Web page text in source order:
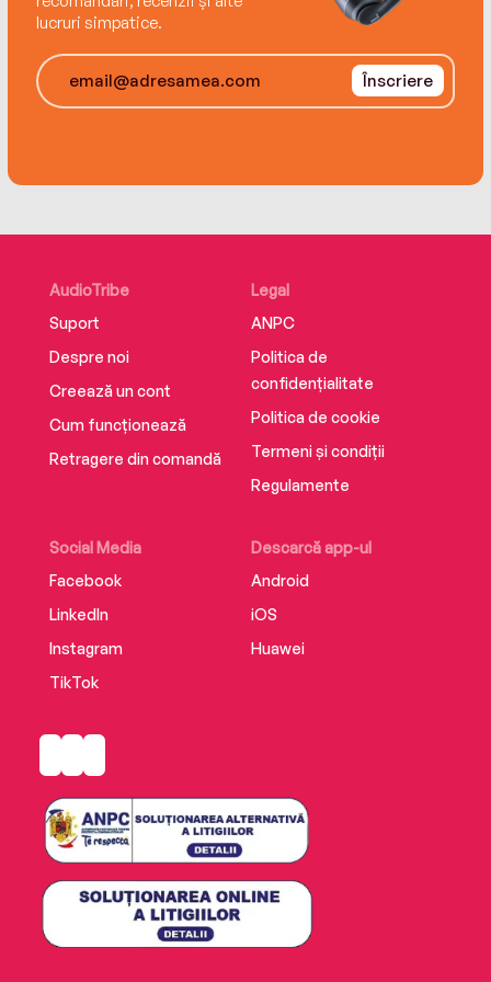
lucruri simpatice.
Înscriere
AudioTribe
Suport
Despre noi
Creează un cont
Cum funcționează
Retragere din comandă
Social Media
Facebook
LinkedIn
Instagram
TikTok
Descarcă app-ul
Android
iOS
Huawei
Legal
ANPC
Politica de
confidențialitate
Politica de cookie
Termeni și condiții
Regulamente